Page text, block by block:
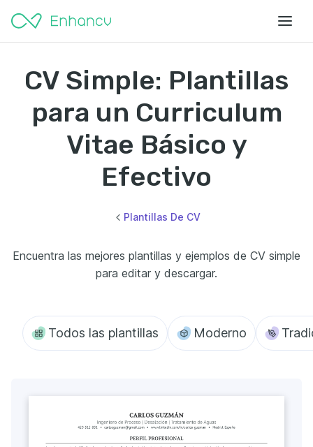
CV Simple: Plantillas
para un Curriculum
Vitae Básico y
Efectivo
Plantillas De CV
Encuentra las mejores plantillas y ejemplos de CV simple
para editar y descargar.
Todos las plantillas Moderno